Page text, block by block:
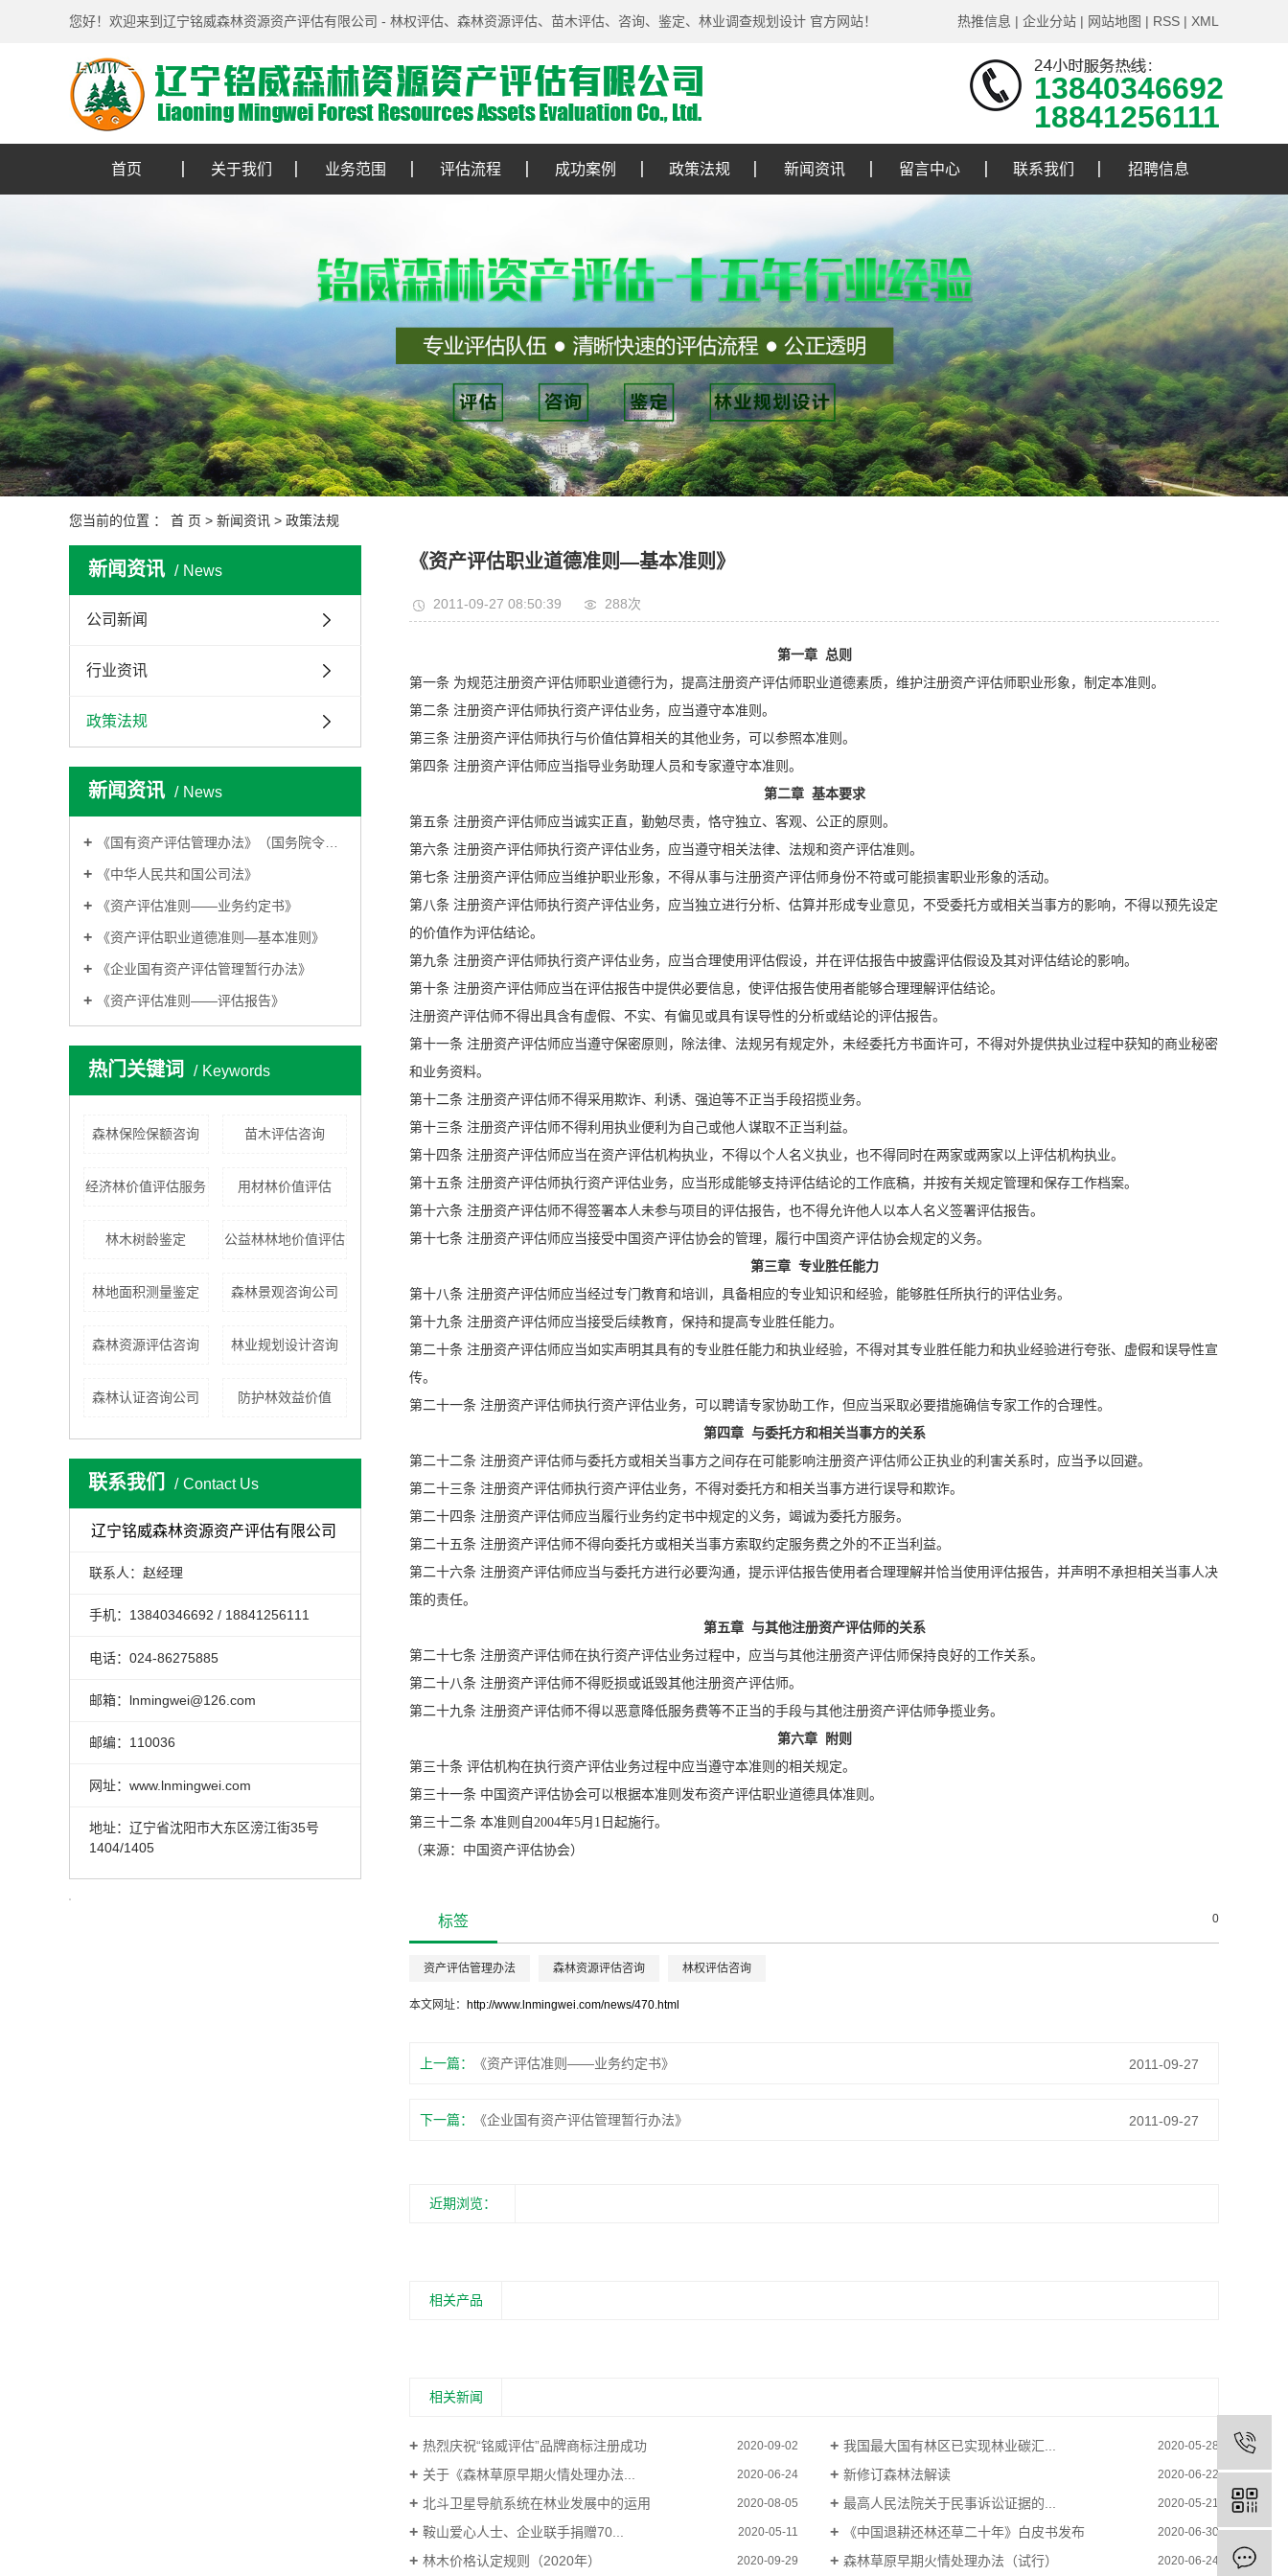
您好！欢迎来到辽宁铭威森林资源资产评估有限公司 - 林权评估、森林资源评估、苗木评估、咨询、鉴定、林业调查规划设计 官方网站！ 热推信息 | 企业分站 | 网站地图 | RSS | XML
13840346692
18841256111
首页 关于我们 业务范围 评估流程 成功案例 政策法规 新闻资讯 留言中心 联系我们 招聘信息
您当前的位置 ： 首 页 > 新闻资讯 > 政策法规
新闻资讯 News
公司新闻
行业资讯
政策法规
新闻资讯 News
《国有资产评估管理办法》（国务院令第91号）
《中华人民共和国公司法》
《资产评估准则——业务约定书》
《资产评估职业道德准则—基本准则》
《企业国有资产评估管理暂行办法》
《资产评估准则——评估报告》
热门关键词 Keywords
森林保险保额咨询 苗木评估咨询
经济林价值评估服务 用材林价值评估
林木树龄鉴定 公益林林地价值评估
林地面积测量鉴定 森林景观咨询公司
森林资源评估咨询 林业规划设计咨询
森林认证咨询公司 防护林效益价值
联系我们 Contact Us
辽宁铭威森林资源资产评估有限公司
联系人：赵经理
手机：13840346692 / 18841256111
电话：024-86275885
邮箱：lnmingwei@126.com
邮编：110036
网址：www.lnmingwei.com
地址：辽宁省沈阳市大东区滂江街35号
1404/1405
《资产评估职业道德准则—基本准则》
2011-09-27 08:50:39 288次
第一章 总则
第一条 为规范注册资产评估师职业道德行为，提高注册资产评估师职业道德素质，维护注册资产评估师职业形象，制定本准则。
第二条 注册资产评估师执行资产评估业务，应当遵守本准则。
第三条 注册资产评估师执行与价值估算相关的其他业务，可以参照本准则。
第四条 注册资产评估师应当指导业务助理人员和专家遵守本准则。
第二章 基本要求
第五条 注册资产评估师应当诚实正直，勤勉尽责，恪守独立、客观、公正的原则。
第六条 注册资产评估师执行资产评估业务，应当遵守相关法律、法规和资产评估准则。
第七条 注册资产评估师应当维护职业形象，不得从事与注册资产评估师身份不符或可能损害职业形象的活动。
第八条 注册资产评估师执行资产评估业务，应当独立进行分析、估算并形成专业意见，不受委托方或相关当事方的影响，不得以预先设定
的价值作为评估结论。
第九条 注册资产评估师执行资产评估业务，应当合理使用评估假设，并在评估报告中披露评估假设及其对评估结论的影响。
第十条 注册资产评估师应当在评估报告中提供必要信息，使评估报告使用者能够合理理解评估结论。
注册资产评估师不得出具含有虚假、不实、有偏见或具有误导性的分析或结论的评估报告。
第十一条 注册资产评估师应当遵守保密原则，除法律、法规另有规定外，未经委托方书面许可，不得对外提供执业过程中获知的商业秘密
和业务资料。
第十二条 注册资产评估师不得采用欺诈、利诱、强迫等不正当手段招揽业务。
第十三条 注册资产评估师不得利用执业便利为自己或他人谋取不正当利益。
第十四条 注册资产评估师应当在资产评估机构执业，不得以个人名义执业，也不得同时在两家或两家以上评估机构执业。
第十五条 注册资产评估师执行资产评估业务，应当形成能够支持评估结论的工作底稿，并按有关规定管理和保存工作档案。
第十六条 注册资产评估师不得签署本人未参与项目的评估报告，也不得允许他人以本人名义签署评估报告。
第十七条 注册资产评估师应当接受中国资产评估协会的管理，履行中国资产评估协会规定的义务。
第三章 专业胜任能力
第十八条 注册资产评估师应当经过专门教育和培训，具备相应的专业知识和经验，能够胜任所执行的评估业务。
第十九条 注册资产评估师应当接受后续教育，保持和提高专业胜任能力。
第二十条 注册资产评估师应当如实声明其具有的专业胜任能力和执业经验，不得对其专业胜任能力和执业经验进行夸张、虚假和误导性宣
传。
第二十一条 注册资产评估师执行资产评估业务，可以聘请专家协助工作，但应当采取必要措施确信专家工作的合理性。
第四章 与委托方和相关当事方的关系
第二十二条 注册资产评估师与委托方或相关当事方之间存在可能影响注册资产评估师公正执业的利害关系时，应当予以回避。
第二十三条 注册资产评估师执行资产评估业务，不得对委托方和相关当事方进行误导和欺诈。
第二十四条 注册资产评估师应当履行业务约定书中规定的义务，竭诚为委托方服务。
第二十五条 注册资产评估师不得向委托方或相关当事方索取约定服务费之外的不正当利益。
第二十六条 注册资产评估师应当与委托方进行必要沟通，提示评估报告使用者合理理解并恰当使用评估报告，并声明不承担相关当事人决
策的责任。
第五章 与其他注册资产评估师的关系
第二十七条 注册资产评估师在执行资产评估业务过程中，应当与其他注册资产评估师保持良好的工作关系。
第二十八条 注册资产评估师不得贬损或诋毁其他注册资产评估师。
第二十九条 注册资产评估师不得以恶意降低服务费等不正当的手段与其他注册资产评估师争揽业务。
第六章 附则
第三十条 评估机构在执行资产评估业务过程中应当遵守本准则的相关规定。
第三十一条 中国资产评估协会可以根据本准则发布资产评估职业道德具体准则。
第三十二条 本准则自2004年5月1日起施行。
（来源：中国资产评估协会）
标签 0
资产评估管理办法 森林资源评估咨询 林权评估咨询
本文网址： http://www.lnmingwei.com/news/470.html
上一篇： 《资产评估准则——业务约定书》 2011-09-27
下一篇： 《企业国有资产评估管理暂行办法》 2011-09-27
近期浏览：
相关产品
相关新闻
热烈庆祝“铭威评估”品牌商标注册成功 2020-09-02 我国最大国有林区已实现林业碳汇... 2020-05-28
关于《森林草原早期火情处理办法... 2020-06-24 新修订森林法解读 2020-06-22
北斗卫星导航系统在林业发展中的运用 2020-08-05 最高人民法院关于民事诉讼证据的... 2020-05-21
鞍山爱心人士、企业联手捐赠70... 2020-05-11 《中国退耕还林还草二十年》白皮书发布 2020-06-30
林木价格认定规则（2020年） 2020-09-29 森林草原早期火情处理办法（试行） 2020-06-24